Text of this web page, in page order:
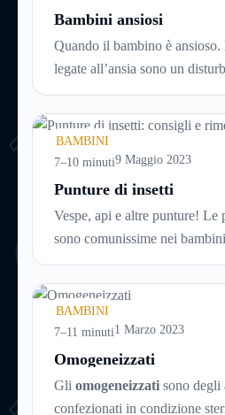
Bambini ansiosi
Quando il bambino è
legate all’ansia sono un
in bambini di tutte le età e
nel modo adeguato per
un problema più grande, con
di più su come affrontare i
nei bambini, continua a leggere!
BAMBINI
7–10 minuti9 Maggio 2023
Punture di insetti
Vespe, api e altre punture! Le punture da insetto
sono comunissime nei
bella stagione che favorisce i
prati e in ogni caso all’aria
però, c’è il suo rimedio. Scopri
in caso di puntura di insetto
leggere questa guida!
BAMBINI
7–11 minuti1 Marzo 2023
Omogeneizzati
Gli omogeneizzati sono degli
confezionati in condizione